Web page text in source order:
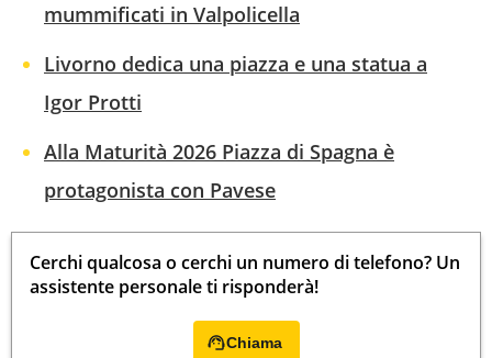
mummificati in Valpolicella
Livorno dedica una piazza e una statua a
Igor Protti
Alla Maturità 2026 Piazza di Spagna è
protagonista con Pavese
Cerchi qualcosa o cerchi un numero di telefono? Un
assistente personale ti risponderà!
Chiama